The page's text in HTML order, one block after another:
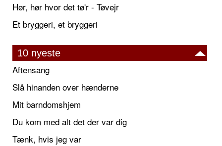
Hør, hør hvor det tø'r - Tøvejr
Et bryggeri, et bryggeri
10 nyeste
Aftensang
Slå hinanden over hænderne
Mit barndomshjem
Du kom med alt det der var dig
Tænk, hvis jeg var